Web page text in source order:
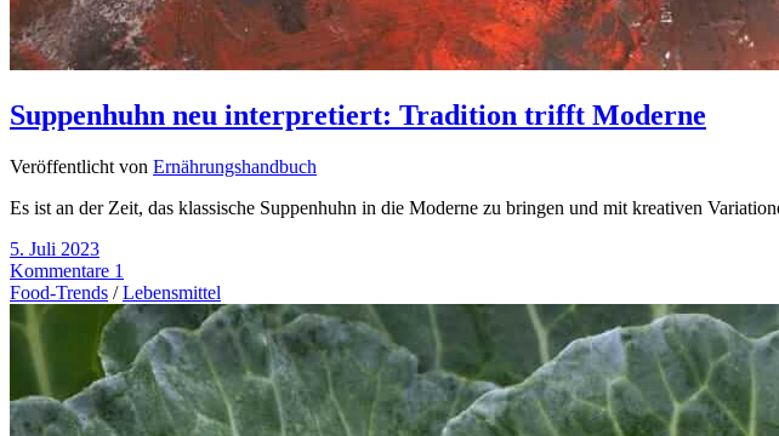
Suppenhuhn neu interpretiert: Tradition trifft Moderne
Veröffentlicht von Ernährungshandbuch
Es ist an der Zeit, das klassische Suppenhuhn in die Moderne zu bringen und mit kreativen
5. Juli 2023
Kommentare 1
Food-Trends /Lebensmittel